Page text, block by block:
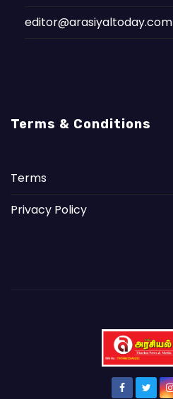
editor@arasiyaltoday.com
Terms & Conditions
Terms
Privacy Policy